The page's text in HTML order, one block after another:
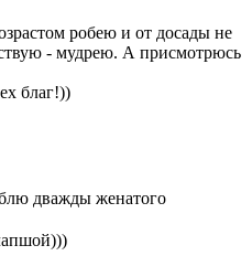
робею и от досады не
- мудрею. А присмотрюсь
благ!))
дважды женатого